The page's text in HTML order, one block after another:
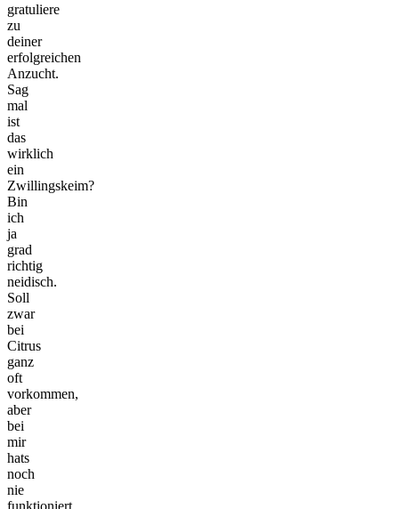
gratuliere
zu
deiner
erfolgreichen
Anzucht.
Sag
mal
ist
das
wirklich
ein
Zwillingskeim?
Bin
ich
ja
grad
richtig
neidisch.
Soll
zwar
bei
Citrus
ganz
oft
vorkommen,
aber
bei
mir
hats
noch
nie
funktioniert.